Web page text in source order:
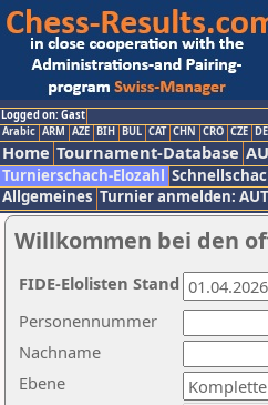
Logged on: Gast
Arabic ARM AZE BIH BUL CAT CHN CRO CZE
Home Tournament-Database
Turnierschach-Elozahl
Allgemeines Turnier anmelden: AUT
Willkommen bei den
Nachname
Ebene
Personennummer
FIDE-Elolisten Stand